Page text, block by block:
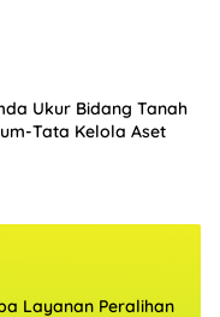
Ukur Bidang Tanah
Tata Kelola Aset
Layanan Peralihan